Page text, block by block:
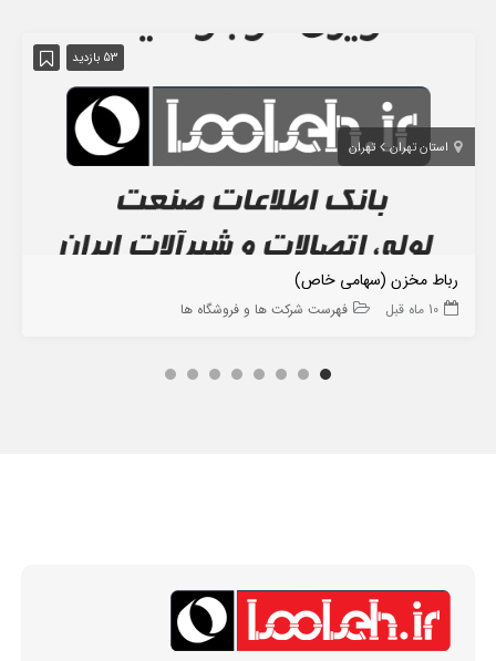
53 بازدید
استان تهران تهران
رباط مخزن (سهامی خاص)
10 ماه قبل فهرست شرکت ها و فروشگاه ها